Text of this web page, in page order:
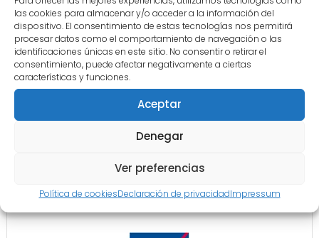
las cookies para almacenar y/o acceder a la información del
dispositivo. El consentimiento de estas tecnologías nos permitirá
procesar datos como el comportamiento de navegación o las
identificaciones únicas en este sitio. No consentir o retirar el
consentimiento, puede afectar negativamente a ciertas
características y funciones.
Aceptar
Denegar
Ver preferencias
Política de cookiesDeclaración de privacidadImpressum